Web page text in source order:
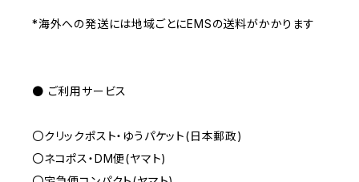
*海外への発送には地域ごとにEMSの送料がかかります
● ご利用サービス
〇クリックポスト・ゆうパケット(日本郵政)
〇ネコポス・DM便(ヤマト)